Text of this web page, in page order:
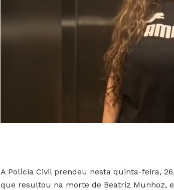
A Polícia Civil prendeu nesta quinta-feira,
que resultou na morte de Beatriz Munhoz,